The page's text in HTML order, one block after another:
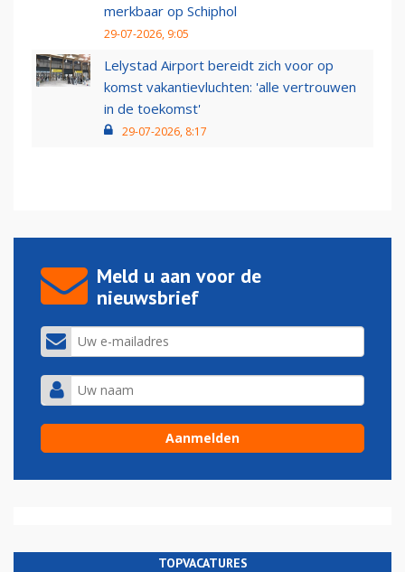
merkbaar op Schiphol
29-07-2026, 9:05
Lelystad Airport bereidt zich voor op
komst vakantievluchten: 'alle vertrouwen
in de toekomst'
29-07-2026, 8:17
Meld u aan voor de
nieuwsbrief
TOPVACATURES